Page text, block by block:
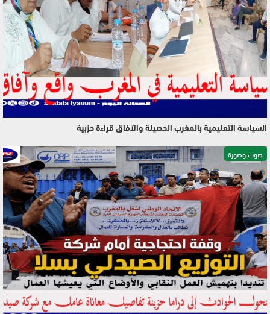
السياسة التعليمية بالمغرب الحصيلة والآفاق قراءة حزبية
صوت وصورة